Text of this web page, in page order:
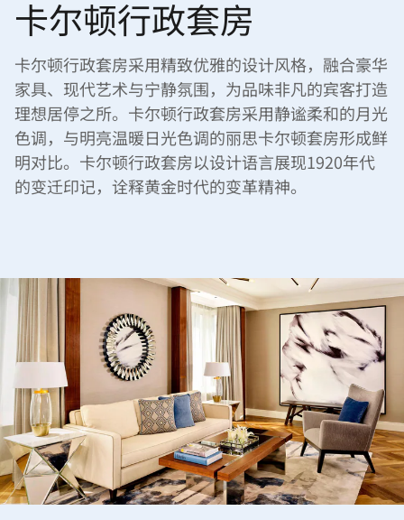
卡尔顿行政套房
卡尔顿行政套房采用精致优雅的设计风格，融合豪华
家具、现代艺术与宁静氛围，为品味非凡的宾客打造
理想居停之所。卡尔顿行政套房采用静谧柔和的月光
色调，与明亮温暖日光色调的丽思卡尔顿套房形成鲜
明对比。卡尔顿行政套房以设计语言展现1920年代
的变迁印记，诠释黄金时代的变革精神。